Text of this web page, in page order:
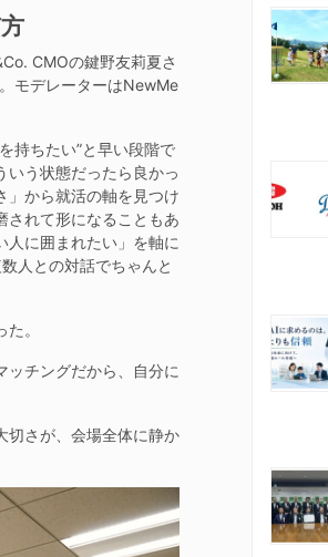
CMOの鍵野友莉夏さ
モデレーターはNewMe
持ちたい”と早い段階で
いう状態だったら良かっ
」から就活の軸を見つけ
されて形になることもあ
人に囲まれたい」を軸に
人との対話でちゃんと
。
チングだから、自分に
切さが、会場全体に静か